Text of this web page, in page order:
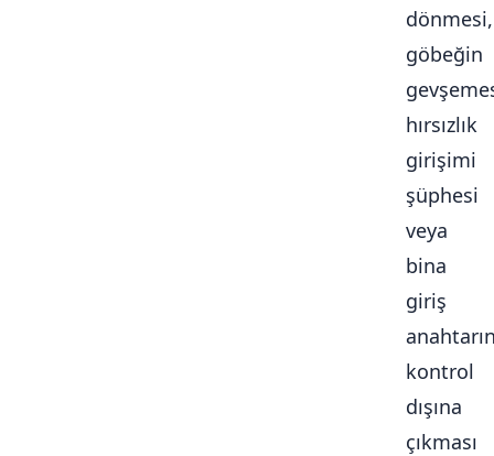
dönmesi,
göbeğin
hırsızlık
girişimi
şüphesi
veya
bina
giriş
kontrol
dışına
çıkması